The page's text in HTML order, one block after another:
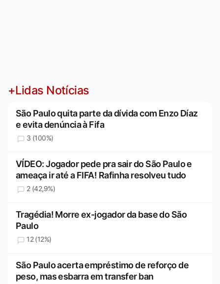
+Lidas Notícias
São Paulo quita parte da dívida com Enzo Díaz
e evita denúncia à Fifa
3 (100%)
VÍDEO: Jogador pede pra sair do São Paulo e
ameaça ir até a FIFA! Rafinha resolveu tudo
2 (42,9%)
Tragédia! Morre ex-jogador da base do São
Paulo
12 (12%)
São Paulo acerta empréstimo de reforço de
peso, mas esbarra em transfer ban